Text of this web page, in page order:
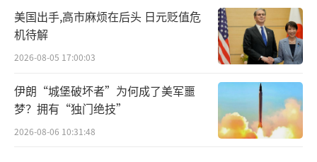
美国出手,高市麻烦在后头 日元贬值危
机待解
2026-08-05 17:00:03
伊朗“城堡破坏者”为何成了美军噩
梦？拥有“独门绝技”
2026-08-06 10:31:48